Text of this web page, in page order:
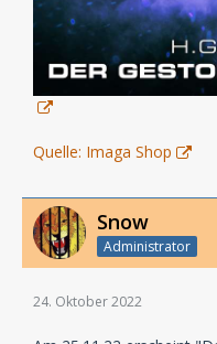
Quelle: Imaga Shop
Snow
Administrator
24. Oktober 2022